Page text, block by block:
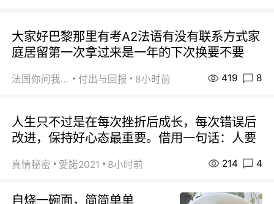
大家好巴黎那里有考A2法语有没有联系方式家
庭居留第一次拿过来是一年的下次换要不要
法国你问我答 付出与回报 8小时前 419 8
人生只不过是在每次挫折后成长，每次错误后
改进，保持好心态最重要。借用一句话：人要
真情秘密 愛諾2021 8小时前 214 4
自烧一碗面，简简单单